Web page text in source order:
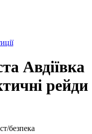
Авдіївка
рейди
безпека